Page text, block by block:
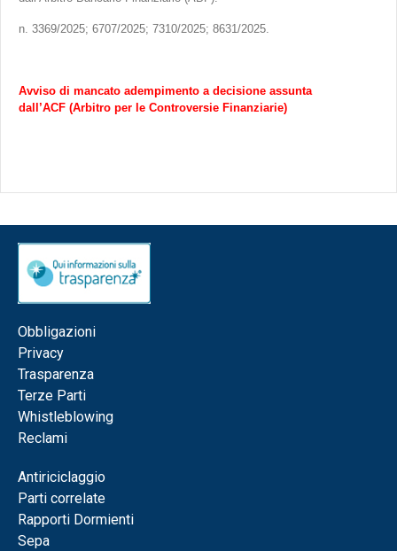
n. 3369/2025; 6707/2025; 7310/2025; 8631/2025.
Avviso di mancato adempimento a decisione assunta
dall’ACF (Arbitro per le Controversie Finanziarie)
Obbligazioni
Privacy
Trasparenza
Terze Parti
Whistleblowing
Reclami
Antiriciclaggio
Parti correlate
Rapporti Dormienti
Sepa